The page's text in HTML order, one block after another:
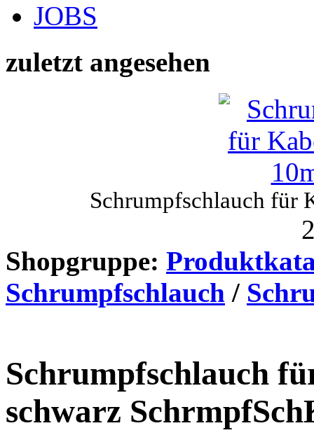
JOBS
zuletzt angesehen
Schrumpfschlauch für
Shopgruppe:
Schrumpfschlauch /
Schrumpfschlauch
schwarz